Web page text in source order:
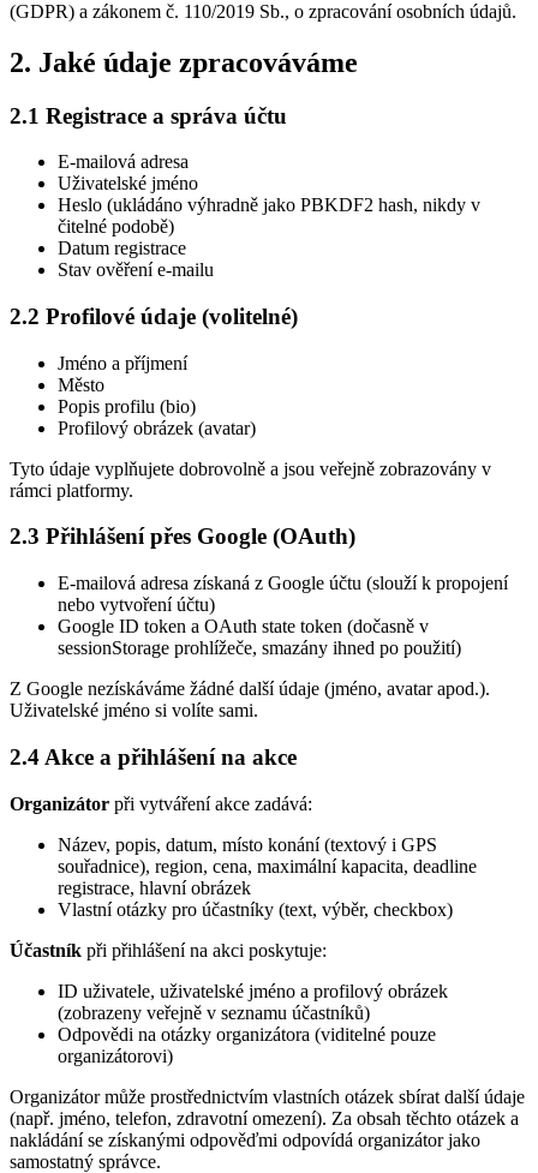
(GDPR) a zákonem č. 110/2019 Sb., o zpracování osobních údajů.
2. Jaké údaje zpracováváme
2.1 Registrace a správa účtu
E-mailová adresa
Uživatelské jméno
Heslo (ukládáno výhradně jako PBKDF2 hash, nikdy v
čitelné podobě)
Datum registrace
Stav ověření e-mailu
2.2 Profilové údaje (volitelné)
Jméno a příjmení
Město
Popis profilu (bio)
Profilový obrázek (avatar)
Tyto údaje vyplňujete dobrovolně a jsou veřejně zobrazovány v
rámci platformy.
2.3 Přihlášení přes Google (OAuth)
E-mailová adresa získaná z Google účtu (slouží k propojení
nebo vytvoření účtu)
Google ID token a OAuth state token (dočasně v
sessionStorage prohlížeče, smazány ihned po použití)
Z Google nezískáváme žádné další údaje (jméno, avatar apod.).
Uživatelské jméno si volíte sami.
2.4 Akce a přihlášení na akce
Organizátor při vytváření akce zadává:
Název, popis, datum, místo konání (textový i GPS
souřadnice), region, cena, maximální kapacita, deadline
registrace, hlavní obrázek
Vlastní otázky pro účastníky (text, výběr, checkbox)
Účastník při přihlášení na akci poskytuje:
ID uživatele, uživatelské jméno a profilový obrázek
(zobrazeny veřejně v seznamu účastníků)
Odpovědi na otázky organizátora (viditelné pouze
organizátorovi)
Organizátor může prostřednictvím vlastních otázek sbírat další údaje
(např. jméno, telefon, zdravotní omezení). Za obsah těchto otázek a
nakládání se získanými odpověďmi odpovídá organizátor jako
samostatný správce.